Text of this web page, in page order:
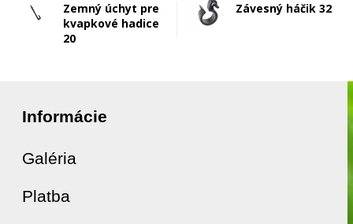
Zemný úchyt pre
kvapkové hadice
20
Závesný háčik 32
Informácie
Galéria
Platba